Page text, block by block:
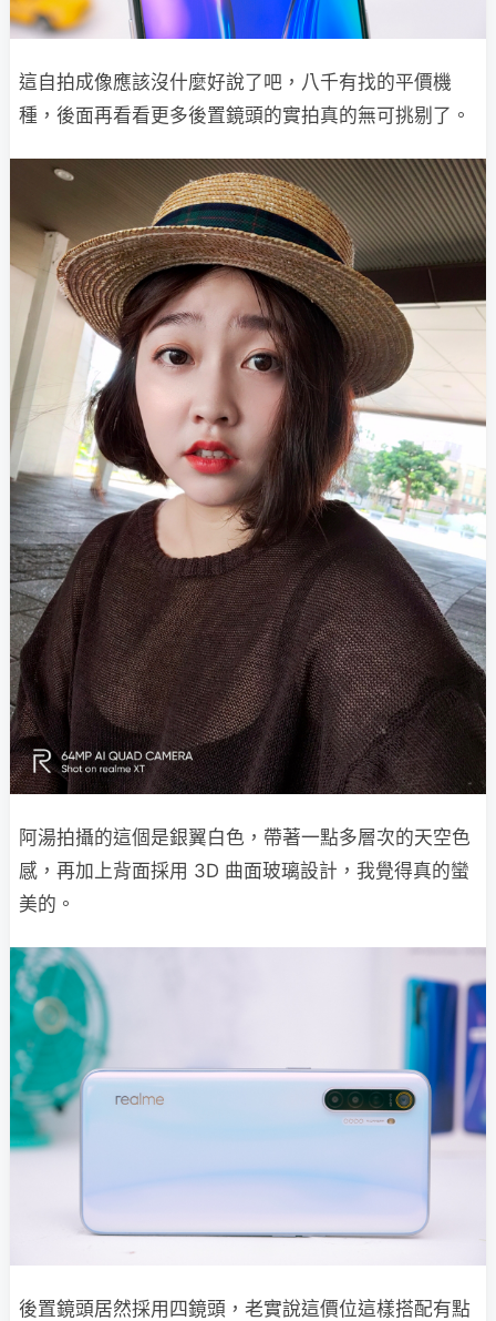
這自拍成像應該沒什麼好說了吧，八千有找的平價機
種，後面再看看更多後置鏡頭的實拍真的無可挑剔了。
阿湯拍攝的這個是銀翼白色，帶著一點多層次的天空色
感，再加上背面採用 3D 曲面玻璃設計，我覺得真的蠻
美的。
後置鏡頭居然採用四鏡頭，老實說這價位這樣搭配有點